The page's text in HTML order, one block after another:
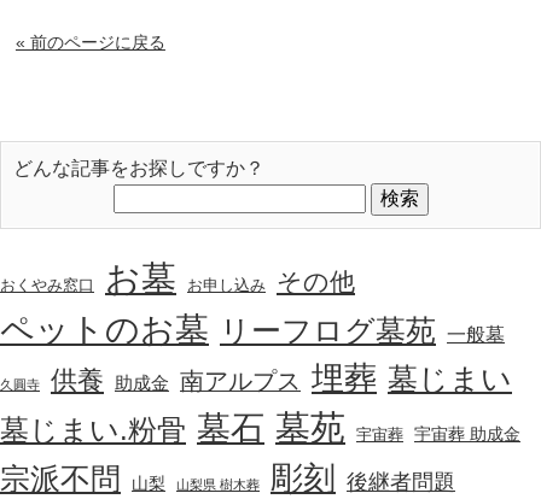
« 前のページに戻る
どんな記事をお探しですか？
おくやみ窓口 お墓 お申し込み その他
ペットのお墓 リーフログ墓苑 一般墓
久圓寺 供養 助成金 南アルプス 埋葬 墓じまい
墓じまい.粉骨 墓石 墓苑 宇宙葬 宇宙葬 助成金
宗派不問 山梨 山梨県 樹木葬 彫刻 後継者問題